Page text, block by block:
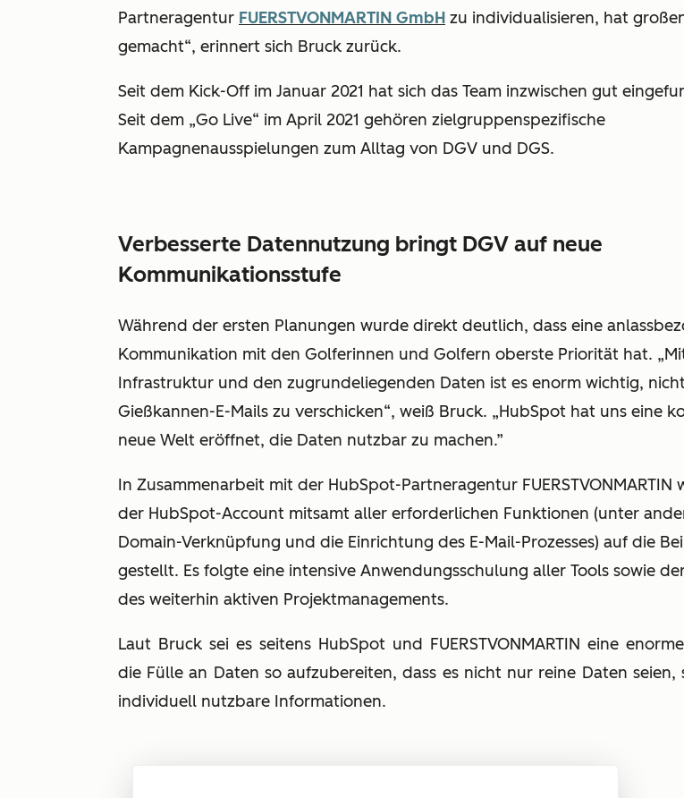
Partneragentur FUERSTVONMARTIN GmbH zu individualisieren, hat
gemacht“, erinnert sich Bruck zurück.
Seit dem Kick-Off im Januar 2021 hat sich das Team inzwischen gut
Seit dem „Go Live“ im April 2021 gehören zielgruppenspezifische
Kampagnenausspielungen zum Alltag von DGV und DGS.
Verbesserte Datennutzung bringt DGV auf neue
Kommunikationsstufe
Während der ersten Planungen wurde direkt deutlich, dass eine
Kommunikation mit den Golferinnen und Golfern oberste Priorität hat.
Infrastruktur und den zugrundeliegenden Daten ist es enorm wichtig,
Gießkannen-E-Mails zu verschicken“, weiß Bruck. „HubSpot hat uns eine
neue Welt eröffnet, die Daten nutzbar zu machen.”
In Zusammenarbeit mit der HubSpot-Partneragentur FUERSTVONMARTIN
der HubSpot-Account mitsamt aller erforderlichen Funktionen (unter
Domain-Verknüpfung und die Einrichtung des E-Mail-Prozesses) auf die
gestellt. Es folgte eine intensive Anwendungsschulung aller Tools sowie
des weiterhin aktiven Projektmanagements.
Laut Bruck sei es seitens HubSpot und FUERSTVONMARTIN eine
die Fülle an Daten so aufzubereiten, dass es nicht nur reine Daten seien,
individuell nutzbare Informationen.